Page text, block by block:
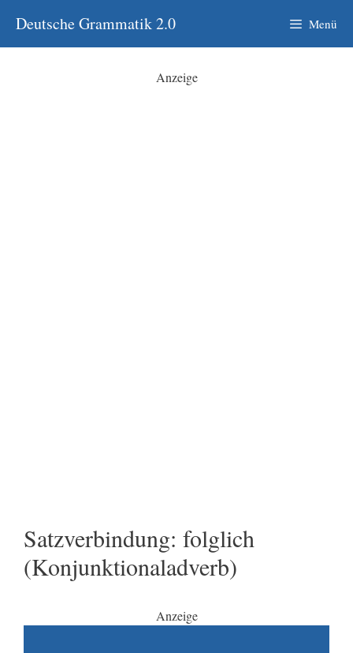
Inhalt
springen
Deutsche Grammatik 2.0 Menü
Anzeige
Satzverbindung: folglich
(Konjunktionaladverb)
Anzeige